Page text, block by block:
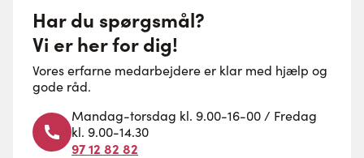
Har du spørgsmål?
Vi er her for dig!
Vores erfarne medarbejdere er klar med hjælp og
gode råd.
Mandag-torsdag kl. 9.00-16-00 / Fredag
kl. 9.00-14.30
97 12 82 82